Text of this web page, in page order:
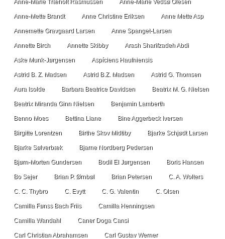
Anne-Marie Træholt Rasmussen Anne-Marie Vedsø Olesen
Anne-Mette Brandt Anne Christine Eriksen Anne Mette Asp
Annemette Gravgaard Larsen Anne Spanget-Larsen
Annette Birch Annette Skibby Arash Sharifzadeh Abdi
Aske Munk-Jørgensen Aspíciens Haufniensis
Astrid B. Z. Madsen Astrid B.Z. Madsen Astrid G. Thomsen
Aura Isolde Barbara Beatrice Davidsen Beatrix M. G. Nielsen
Beatrix Miranda Ginn Nielsen Benjamin Lamberth
Benno Moes Bettina Liane Bine Aggerbeck Iversen
Birgitte Lorentzen Birthe Skov Midtiby Bjarke Schjødt Larsen
Bjarke Sølverbæk Bjarne Nordberg Pedersen
Bjørn-Morten Gundersen Bodil El Jørgensen Boris Hansen
Bo Sejer Brian P. Ørnbøl Brian Petersen C. A. Wolters
C. C. Thybro C. Evytt C. G. Valentin C. Olsen
Camilla Fønss Bach Friis Camilla Henningsen
Camilla Wandahl Caner Doga Cansi
Carl Christian Abrahamsen Carl Gustav Werner